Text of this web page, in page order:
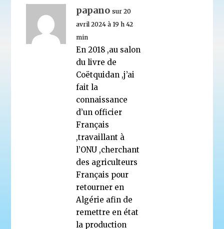
papano sur 20
avril 2024 à 19 h 42
min
En 2018 ,au salon
du livre de
Coëtquidan ,j’ai
fait la
connaissance
d’un officier
Français
,travaillant à
l’ONU ,cherchant
des agriculteurs
Français pour
retourner en
Algérie afin de
remettre en état
la production